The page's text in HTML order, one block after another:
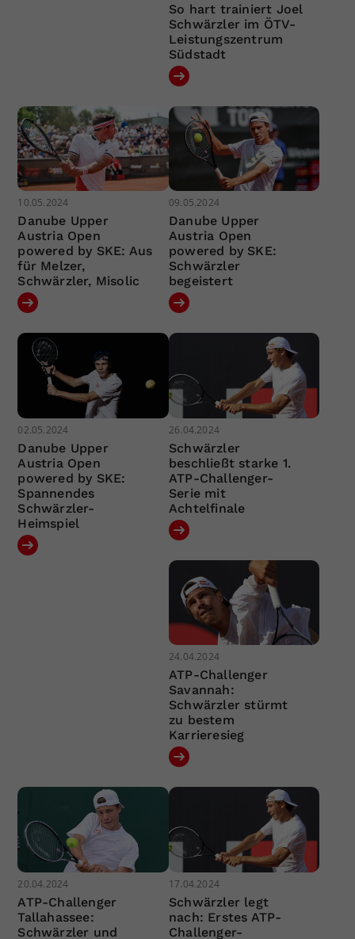
So hart trainiert Joel
Schwärzler im ÖTV-
Leistungszentrum
Südstadt
10.05.2024
Danube Upper
Austria Open
powered by SKE: Aus
für Melzer,
Schwärzler, Misolic
09.05.2024
Danube Upper
Austria Open
powered by SKE:
Schwärzler
begeistert
02.05.2024
Danube Upper
Austria Open
powered by SKE:
Spannendes
Schwärzler-
Heimspiel
26.04.2024
Schwärzler
beschließt starke 1.
ATP-Challenger-
Serie mit
Achtelfinale
24.04.2024
ATP-Challenger
Savannah:
Schwärzler stürmt
zu bestem
Karrieresieg
20.04.2024
ATP-Challenger
Tallahassee:
Schwärzler und
17.04.2024
Schwärzler legt
nach: Erstes ATP-
Challenger-